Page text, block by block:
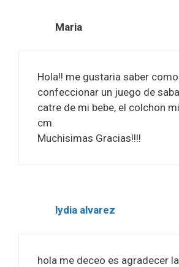
Maria
Hola!! me gustaria saber
confeccionar un juego de
catre de mi bebe, el colchon
cm.
Muchisimas Gracias!!!!
lydia alvarez
hola me deceo es agradecer